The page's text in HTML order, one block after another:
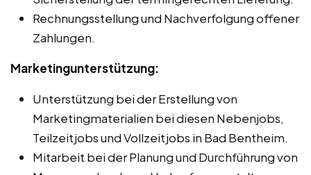
Rechnungsstellung und Nachverfolgung offener
Zahlungen.
Marketingunterstützung:
Unterstützung bei der Erstellung von
Marketingmaterialien bei diesen Nebenjobs,
Teilzeitjobs und Vollzeitjobs in Bad Bentheim.
Mitarbeit bei der Planung und Durchführung von